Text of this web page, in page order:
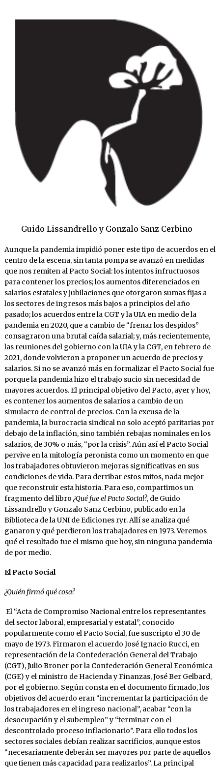
Guido Lissandrello y Gonzalo Sanz Cerbino
Aunque la pandemia impidió poner este tipo de acuerdos en el
centro de la escena, sin tanta pompa se avanzó en medidas
que nos remiten al Pacto Social: los intentos infructuosos
para contener los precios; los aumentos diferenciados en
salarios estatales y jubilaciones que otorgaron sumas fijas a
los sectores de ingresos más bajos a principios del año
pasado; los acuerdos entre la CGT y la UIA en medio de la
pandemia en 2020, que a cambio de “frenar los despidos”
consagraron una brutal caída salarial; y, más recientemente,
las reuniones del gobierno con la UIA y la CGT, en febrero de
2021, donde volvieron a proponer un acuerdo de precios y
salarios. Si no se avanzó más en formalizar el Pacto Social fue
porque la pandemia hizo el trabajo sucio sin necesidad de
mayores acuerdos. El principal objetivo del Pacto, ayer y hoy,
es contener los aumentos de salarios a cambio de un
simulacro de control de precios. Con la excusa de la
pandemia, la burocracia sindical no solo aceptó paritarias por
debajo de la inflación, sino también rebajas nominales en los
salarios, de 30% o más, “por la crisis”. Aún así el Pacto Social
pervive en la mitología peronista como un momento en que
los trabajadores obtuvieron mejoras significativas en sus
condiciones de vida. Para derribar estos mitos, nada mejor
que reconstruir esta historia. Para eso, compartimos un
fragmento del libro ¿Qué fue el Pacto Social?, de Guido
Lissandrello y Gonzalo Sanz Cerbino, publicado en la
Biblioteca de la UNI de Ediciones ryr. Allí se analiza qué
ganaron y qué perdieron los trabajadores en 1973. Veremos
qué el resultado fue el mismo que hoy, sin ninguna pandemia
de por medio.
El Pacto Social
¿Quién firmó qué cosa?
El “Acta de Compromiso Nacional entre los representantes
del sector laboral, empresarial y estatal”, conocido
popularmente como el Pacto Social, fue suscripto el 30 de
mayo de 1973. Firmaron el acuerdo José Ignacio Rucci, en
representación de la Confederación General del Trabajo
(CGT), Julio Broner por la Confederación General Económica
(CGE) y el ministro de Hacienda y Finanzas, José Ber Gelbard,
por el gobierno. Según consta en el documento firmado, los
objetivos del acuerdo eran “incrementar la participación de
los trabajadores en el ingreso nacional”, acabar “con la
desocupación y el subempleo” y “terminar con el
descontrolado proceso inflacionario”. Para ello todos los
sectores sociales debían realizar sacrificios, aunque estos
“necesariamente deberán ser mayores por parte de aquellos
que tienen más capacidad para realizarlos”. La principal